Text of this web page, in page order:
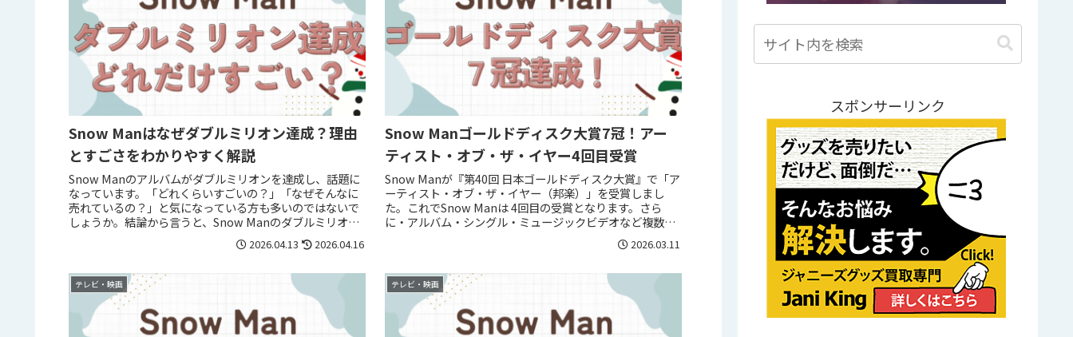
Snow Manはなぜダブルミリオン達成？理由
とすごさをわかりやすく解説
Snow Manのアルバムがダブルミリオンを達成し、話題に
なっています。「どれくらいすごいの？」「なぜそんなに
売れているの？」と気になっている方も多いのではないで
しょうか。結論から言うと、Snow Manのダブルミリオン
2026.04.13 2026.04.16
Snow Manゴールドディスク大賞7冠！アー
ティスト・オブ・ザ・イヤー4回目受賞
Snow Manが『第40回 日本ゴールドディスク大賞』で「ア
ーティスト・オブ・ザ・イヤー（邦楽）」を受賞しまし
た。これでSnow Manは 4回目の受賞となります。さら
に・アルバム・シングル・ミュージックビデオなど複数部
2026.03.11
テレビ・映画 テレビ・映画
スポンサーリンク